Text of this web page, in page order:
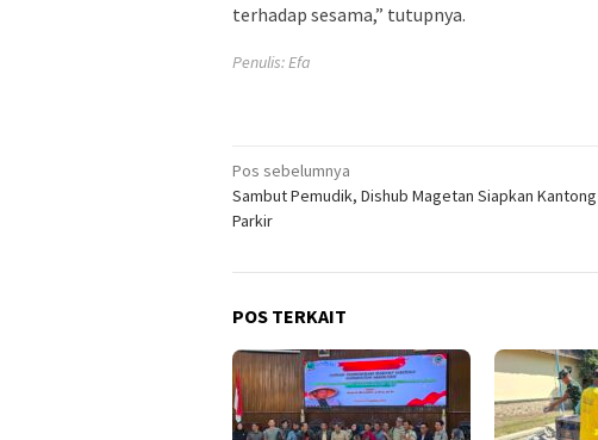
terhadap sesama,” tutupnya.
Penulis: Efa
Navigasi
pos
Pos sebelumnya
Sambut Pemudik, Dishub Magetan Siapkan Kantong
Parkir
POS TERKAIT